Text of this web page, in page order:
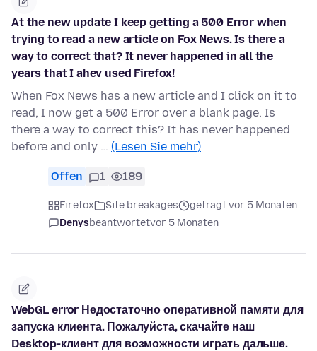
At the new update I keep getting a 500 Error when
trying to read a new article on Fox News. Is there a
way to correct that? It never happened in all the
years that I ahev used Firefox!
When Fox News has a new article and I click on it to
read, I now get a 500 Error over a blank page. Is
there a way to correct this? It has never happened
before and only … (Lesen Sie mehr)
Offen 1 189
Firefox Site breakages
gefragt vor 5 Monaten
Denysbeantwortetvor 5 Monaten
WebGL error Недостаточно оперативной памяти для
запуска клиента. Пожалуйста, скачайте наш
Desktop-клиент для возможности играть дальше.